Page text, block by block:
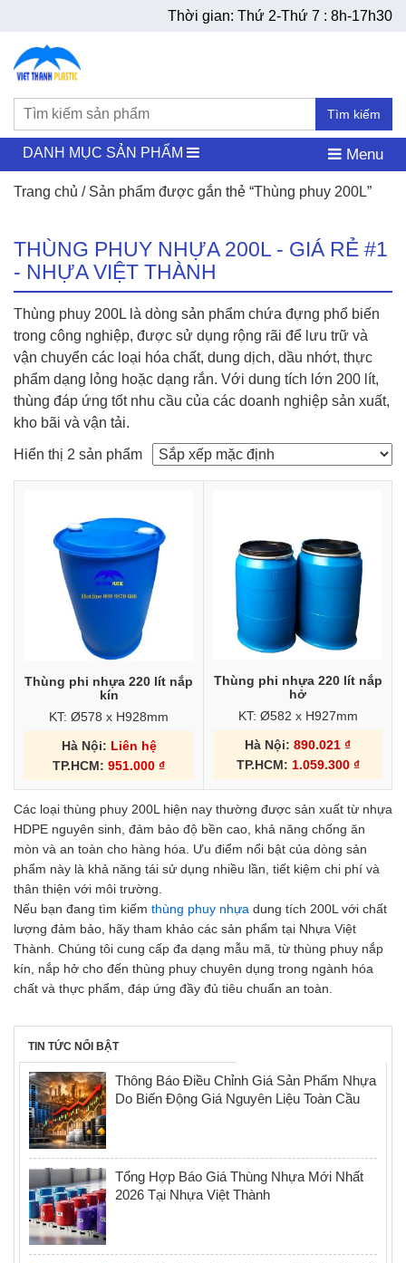
Thời gian: Thứ 2-Thứ 7 : 8h-17h30
Tìm kiếm
DANH MỤC SẢN PHẨM Menu
Trang chủ / Sản phẩm được gắn thẻ “Thùng phuy 200L”
THÙNG PHUY NHỰA 200L - GIÁ RẺ #1
- NHỰA VIỆT THÀNH
Thùng phuy 200L là dòng sản phẩm chứa đựng phổ biến
trong công nghiệp, được sử dụng rộng rãi để lưu trữ và
vận chuyển các loại hóa chất, dung dịch, dầu nhớt, thực
phẩm dạng lỏng hoặc dạng rắn. Với dung tích lớn 200 lít,
thùng đáp ứng tốt nhu cầu của các doanh nghiệp sản xuất,
kho bãi và vận tải.
Hiển thị 2 sản phẩm
Thùng phi nhựa 220 lít nắp
kín
KT: Ø578 x H928mm
Hà Nội: Liên hệ
TP.HCM: 951.000 ₫
Thùng phi nhựa 220 lít nắp
hở
KT: Ø582 x H927mm
Hà Nội: 890.021 ₫
TP.HCM: 1.059.300 ₫
Các loại thùng phuy 200L hiện nay thường được sản xuất từ nhựa
HDPE nguyên sinh, đảm bảo độ bền cao, khả năng chống ăn
mòn và an toàn cho hàng hóa. Ưu điểm nổi bật của dòng sản
phẩm này là khả năng tái sử dụng nhiều lần, tiết kiệm chi phí và
thân thiện với môi trường.
Nếu bạn đang tìm kiếm thùng phuy nhựa dung tích 200L với chất
lượng đảm bảo, hãy tham khảo các sản phẩm tại Nhựa Việt
Thành. Chúng tôi cung cấp đa dạng mẫu mã, từ thùng phuy nắp
kín, nắp hở cho đến thùng phuy chuyên dụng trong ngành hóa
chất và thực phẩm, đáp ứng đầy đủ tiêu chuẩn an toàn.
TIN TỨC NỔI BẬT
Thông Báo Điều Chỉnh Giá Sản Phẩm Nhựa
Do Biến Động Giá Nguyên Liệu Toàn Cầu
Tổng Hợp Báo Giá Thùng Nhựa Mới Nhất
2026 Tại Nhựa Việt Thành